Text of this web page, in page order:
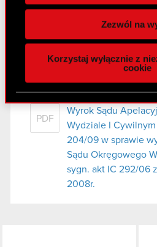
funkcje społecznościowe i
naszej witrynie. Informacje o
z naszej witryny,
Partnerzy mogą połączyć te
danymi otrzymanymi od
podczas korzystania z ich
korzystanie z naszej witryny,
używanie plików cookie.
Zezwól na
Korzystaj wyłącznie z
cookie
Raport bieżący nr
PDF
Wyrok Sądu
Wydziale I
204/09 w sprawie
Sądu Okręgowego
sygn. akt IC 292/06
2008r.